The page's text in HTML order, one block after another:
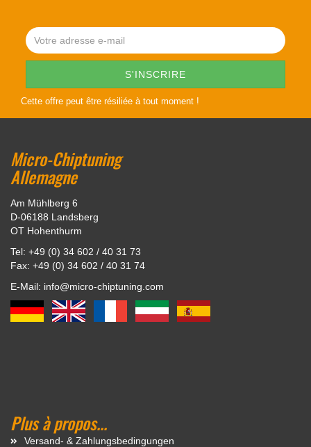
Cette offre peut être résiliée à tout moment !
Micro-Chiptuning
Allemagne
Am Mühlberg 6
D-06188 Landsberg
OT Hohenthurm
Tel: +49 (0) 34 602 / 40 31 73
Fax: +49 (0) 34 602 / 40 31 74
E-Mail: info@micro-chiptuning.com
Plus à propos...
Versand- & Zahlungsbedingungen